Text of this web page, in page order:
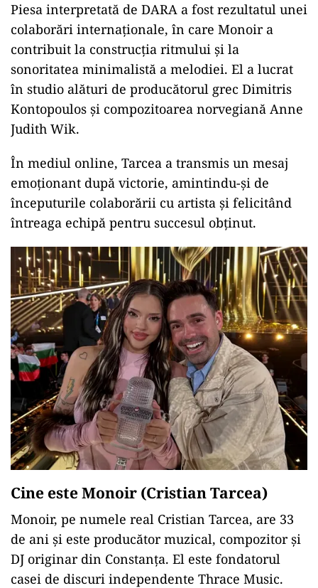
Piesa interpretată de DARA a fost rezultatul unei
colaborări internaționale, în care Monoir a
contribuit la construcția ritmului și la
sonoritatea minimalistă a melodiei. El a lucrat
în studio alături de producătorul grec Dimitris
Kontopoulos și compozitoarea norvegiană Anne
Judith Wik.
În mediul online, Tarcea a transmis un mesaj
emoționant după victorie, amintindu-și de
începuturile colaborării cu artista și felicitând
întreaga echipă pentru succesul obținut.
Cine este Monoir (Cristian Tarcea)
Monoir, pe numele real Cristian Tarcea, are 33
de ani și este producător muzical, compozitor și
DJ originar din Constanța. El este fondatorul
casei de discuri independente Thrace Music.